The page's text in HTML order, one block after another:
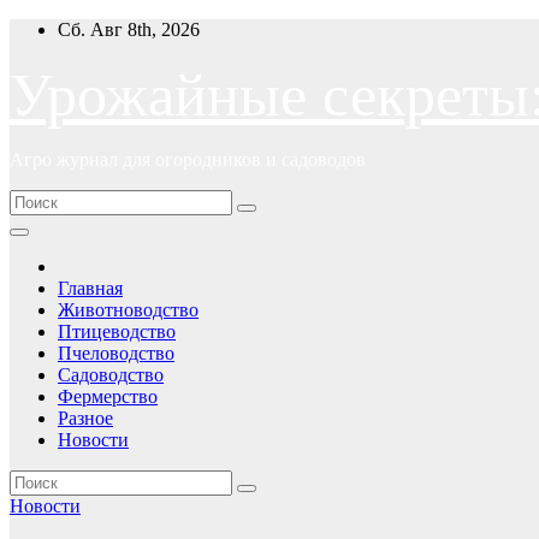
ПерейтиСб. Авг 8th, 2026
Главная
Животноводство
Птицеводство
Пчеловодство
Садоводство
Фермерство
Разное
Новости
Новости